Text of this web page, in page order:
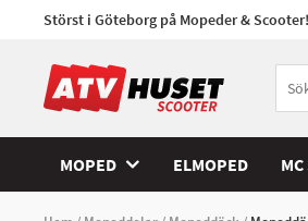
Störst i Göteborg på Mopeder & Scooter!
MOPED ELMOPED